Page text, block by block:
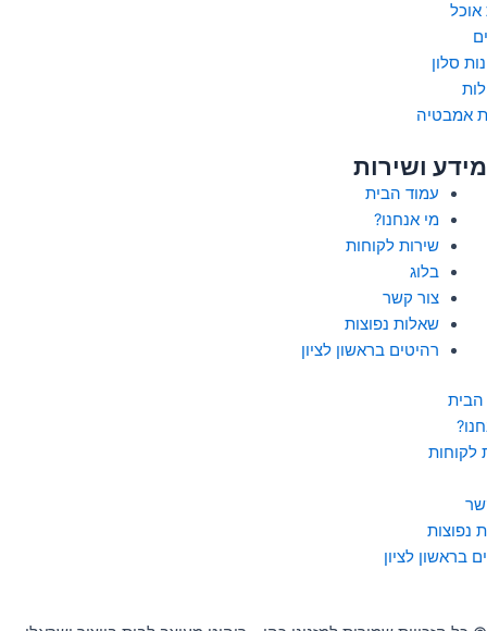
אוכל
סלון
אמבטיה
מידע ושירות
עמוד הבית
מי אנחנו?
שירות לקוחות
בלוג
צור קשר
שאלות נפוצות
רהיטים בראשון לציון
הבית
לקוחות
נפוצות
בראשון לציון